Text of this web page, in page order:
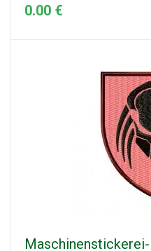
0.00 €